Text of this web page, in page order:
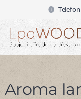
Aroma